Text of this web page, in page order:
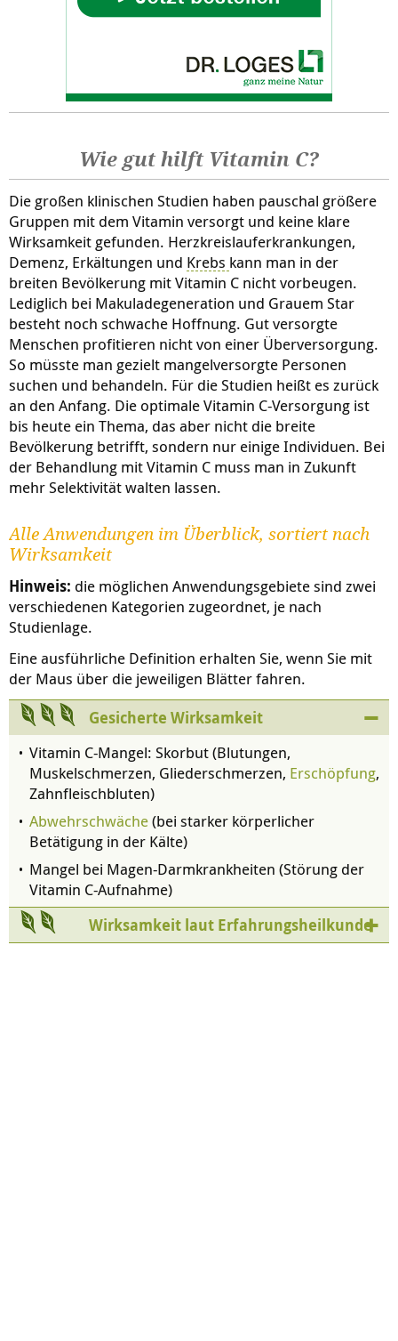
Wie gut hilft Vitamin C?
Die großen klinischen Studien haben pauschal größere
Gruppen mit dem Vitamin versorgt und keine klare
Wirksamkeit gefunden. Herzkreislauferkrankungen,
Demenz, Erkältungen und Krebs kann man in der
breiten Bevölkerung mit Vitamin C nicht vorbeugen.
Lediglich bei Makuladegeneration und Grauem Star
besteht noch schwache Hoffnung. Gut versorgte
Menschen profitieren nicht von einer Überversorgung.
So müsste man gezielt mangelversorgte Personen
suchen und behandeln. Für die Studien heißt es zurück
an den Anfang. Die optimale Vitamin C-Versorgung ist
bis heute ein Thema, das aber nicht die breite
Bevölkerung betrifft, sondern nur einige Individuen. Bei
der Behandlung mit Vitamin C muss man in Zukunft
mehr Selektivität walten lassen.
Alle Anwendungen im Überblick, sortiert nach
Wirksamkeit
Hinweis: die möglichen Anwendungsgebiete sind zwei
verschiedenen Kategorien zugeordnet, je nach
Studienlage.
Eine ausführliche Definition erhalten Sie, wenn Sie mit
der Maus über die jeweiligen Blätter fahren.
Gesicherte Wirksamkeit
Vitamin C-Mangel: Skorbut (Blutungen,
Muskelschmerzen, Gliederschmerzen, Erschöpfung,
Zahnfleischbluten)
Abwehrschwäche(bei starker körperlicher
Betätigung in der Kälte)
Mangel bei Magen-Darmkrankheiten (Störung der
Vitamin C-Aufnahme)
Wirksamkeit laut Erfahrungsheilkunde